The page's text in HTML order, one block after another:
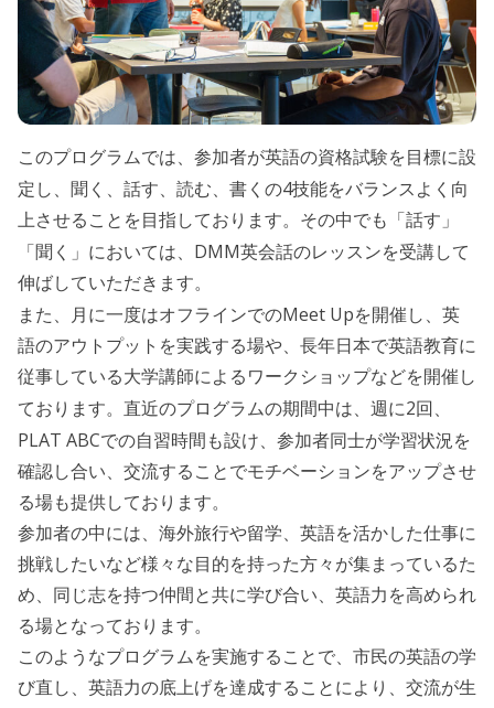
このプログラムでは、参加者が英語の資格試験を目標に設
定し、聞く、話す、読む、書くの4技能をバランスよく向
上させることを目指しております。その中でも「話す」
「聞く」においては、 DMM英会話のレッスンを受講して
伸ばしていただきます。
また、月に一度はオフラインでのMeet Upを開催し、英
語のアウトプットを実践する場や、長年日本で英語教育に
従事している大学講師によるワークショップなどを開催し
ております。直近のプログラムの期間中は、週に2回、
PLAT ABCでの自習時間も設け、参加者同士が学習状況を
確認し合い、交流することでモチベーションをアップさせ
る場も提供しております。
参加者の中には、海外旅行や留学、英語を活かした仕事に
挑戦したいなど様々な目的を持った方々が集まっているた
め、同じ志を持つ仲間と共に学び合い、英語力を高められ
る場となっております。
このようなプログラムを実施することで、市民の英語の学
び直し、英語力の底上げを達成することにより、交流が生